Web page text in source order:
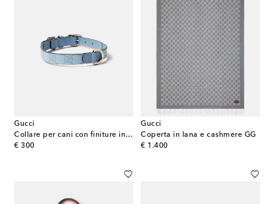
Gucci
Collare per cani con finiture in pelle GG
€ 300
original price
Gucci
Coperta in lana e cashmere GG
€ 1.400
original price